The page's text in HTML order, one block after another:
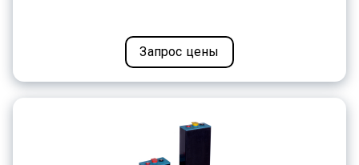
Запрос цены